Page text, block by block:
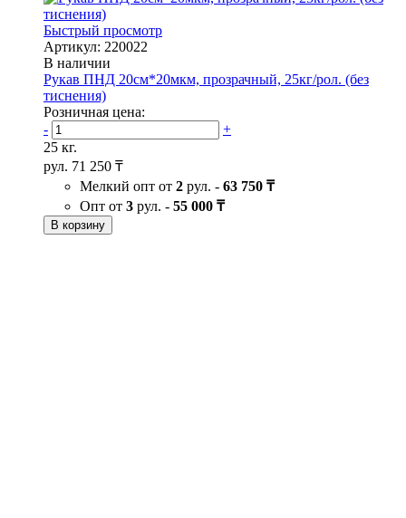
Быстрый просмотр
Артикул: 220022
В наличии
Рукав ПНД 20см*20мкм, прозрачный, 25кг/рол. (без
тиснения)
Розничная цена:
-
+
25 кг.
рул. 71 250 ₸
Мелкий опт от 2 рул. - 63 750 ₸
Опт от 3 рул. - 55 000 ₸
В корзину